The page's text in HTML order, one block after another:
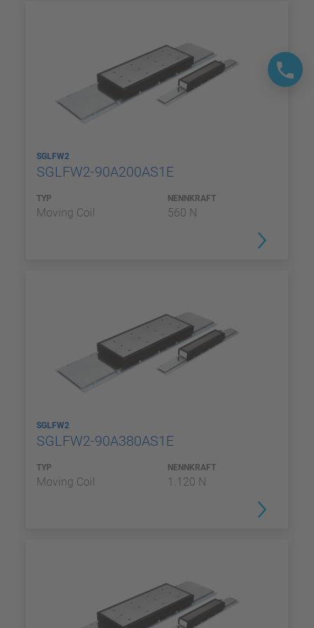
SGLFW2
SGLFW2-90A200AS1E
TYP
Moving Coil
NENNKRAFT
560 N
SGLFW2
SGLFW2-90A380AS1E
TYP
Moving Coil
NENNKRAFT
1.120 N